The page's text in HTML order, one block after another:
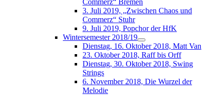
3. Juli 2019, „Zwischen Chaos und
Commerz“ Stuhr
9. Juli 2019, Popchor der HfK
Wintersemester 2018/19
Dienstag, 16. Oktober 2018, Matt Van
23. Oktober 2018, Raff bis Orff
Dienstag, 30. Oktober 2018, Swing
Strings
6. November 2018, Die Wurzel der
Melodie